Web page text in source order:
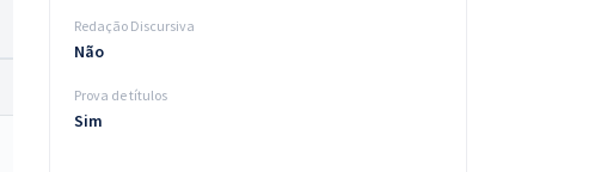
Redação Discursiva
Não
Prova de títulos
Sim